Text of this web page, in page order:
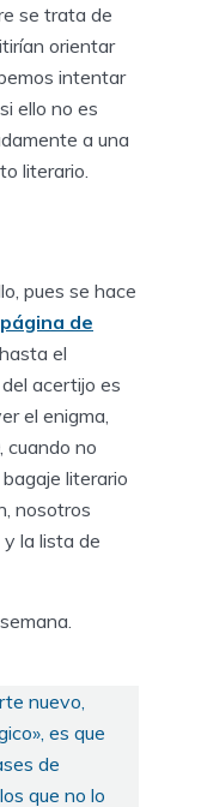
se trata de
orientar
intentar
ello no es
a una
literario.
pues se hace
página de
hasta el
acertijo es
el enigma,
cuando no
literario
nosotros
la lista de
nuevo,
es que
de
que no lo